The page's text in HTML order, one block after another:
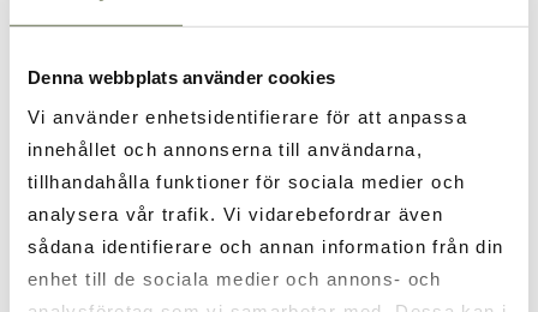
Denna webbplats använder cookies
Vi använder enhetsidentifierare för att anpassa
innehållet och annonserna till användarna,
tillhandahålla funktioner för sociala medier och
analysera vår trafik. Vi vidarebefordrar även
sådana identifierare och annan information från din
enhet till de sociala medier och annons- och
och havsutsikt
byta det formella mot det personliga.